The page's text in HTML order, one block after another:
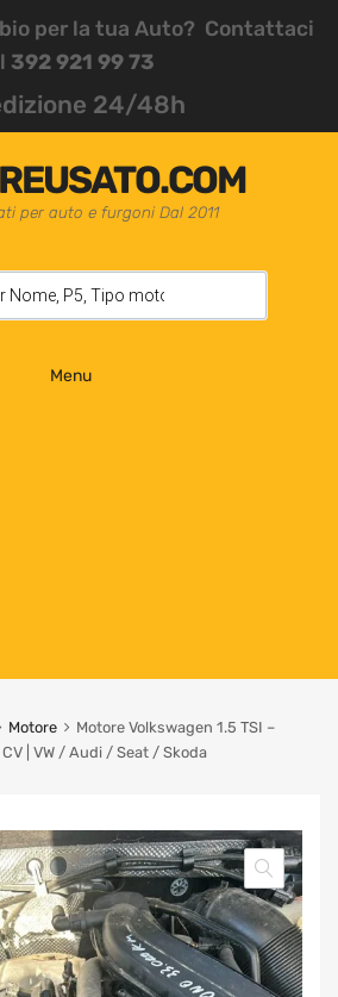
per la tua Auto? Contattaci
392 921 99 73
24/48h
per auto e furgoni Dal 2011
Menu
Motore
Motore Volkswagen 1.5 TSI –
| VW / Audi / Seat / Skoda